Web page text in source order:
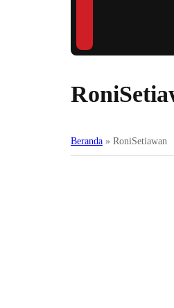
Beranda » RoniSetiawan